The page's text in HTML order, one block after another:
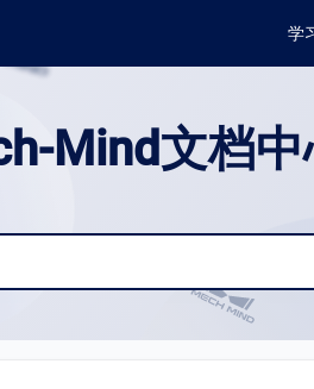
学
Mind文档